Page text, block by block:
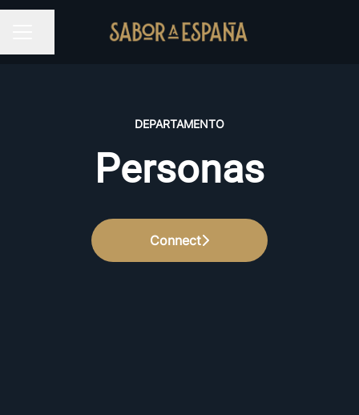
MENU DE CARREIRAS
Partilhar página
DEPARTAMENTO
Personas
Connect